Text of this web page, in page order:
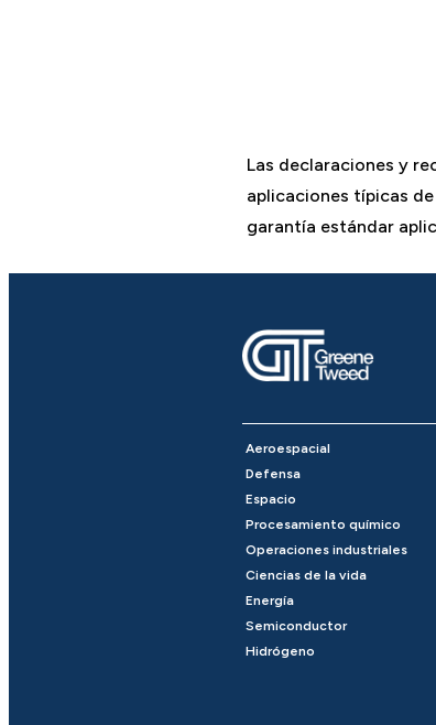
Las declaraciones y
aplicaciones típicas
garantía estándar
Aeroespacial
Defensa
Espacio
Procesamiento químico
Operaciones industriales
Ciencias de la vida
Energía
Semiconductor
Hidrógeno